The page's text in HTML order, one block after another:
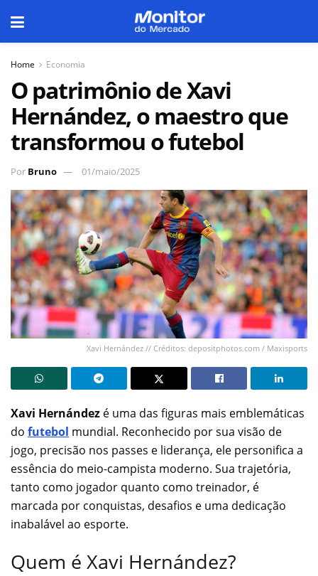
Home Economia
O patrimônio de Xavi
Hernández, o maestro que
transformou o futebol
Por Bruno 01/maio/2025
Xavi Hernández // Créditos: depositphotos.com / Maxisports
Xavi Hernández é uma das figuras mais emblemáticas
do futebol mundial. Reconhecido por sua visão de
jogo, precisão nos passes e liderança, ele personifica a
essência do meio-campista moderno. Sua trajetória,
tanto como jogador quanto como treinador, é
marcada por conquistas, desafios e uma dedicação
inabalável ao esporte.
Quem é Xavi Hernández?